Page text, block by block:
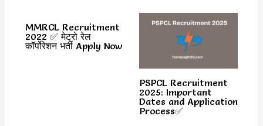
MMRCL Recruitment
2022 ✅ मेट्रो रेल
कॉर्पोरेशन भर्ती Apply Now
PSPCL Recruitment
2025: Important
Dates and Application
Process✅